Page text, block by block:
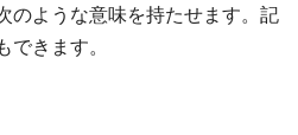
のような意味を持たせます。記
きます。